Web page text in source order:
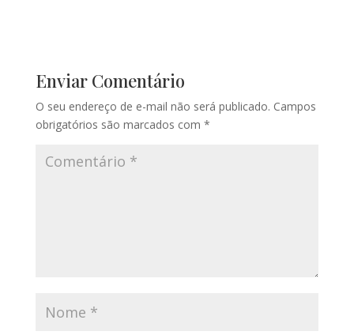
Enviar Comentário
O seu endereço de e-mail não será publicado. Campos
obrigatórios são marcados com *